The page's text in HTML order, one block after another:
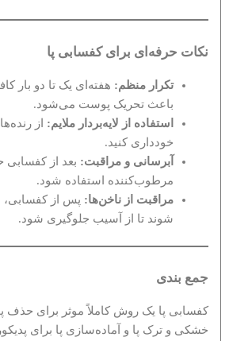
نکات حرفه‌ای برای کفسابی پا
تکرار منظم: هفته‌ای یک تا دو بار
باعث تحریک پوست می‌شود.
استفاده از لایه‌بردار ملایم: از
خودداری کنید.
آبرسانی و مراقبت: بعد از کفسابی
مرطوب‌کننده استفاده شود.
مراقبت از ناخن‌ها: پس از کفسابی،
شوند تا از آسیب جلوگیری شود.
جمع بندی
کفسابی پا یک روش کاملاً موثر برای حذف
خشکی و ترک پا و آماده‌سازی پا برای پدیکور